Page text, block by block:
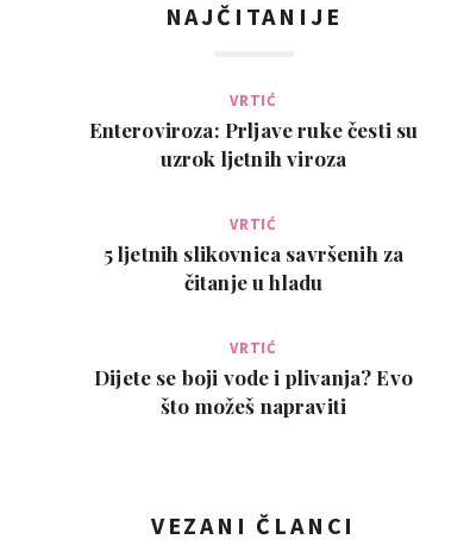
NAJČITANIJE
VRTIĆ
Enteroviroza: Prljave ruke česti su
uzrok ljetnih viroza
VRTIĆ
5 ljetnih slikovnica savršenih za
čitanje u hladu
VRTIĆ
Dijete se boji vode i plivanja? Evo
što možeš napraviti
VEZANI ČLANCI